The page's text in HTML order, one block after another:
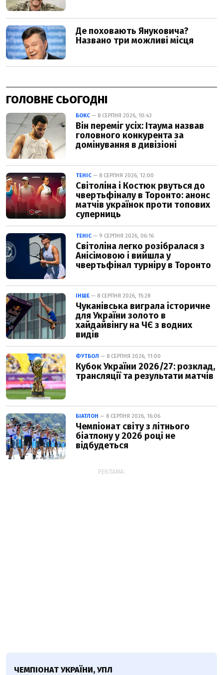
ГОЛОВНЕ СЬОГОДНІ
БОКС — 8 СЕРПНЯ 2026, 10:43
Він переміг усіх: Ітаума назвав
головного конкурента за
домінування в дивізіоні
ТЕНІС — 8 СЕРПНЯ 2026, 12:00
Світоліна і Костюк рвуться до
чвертьфіналу в Торонто: анонс
матчів українок проти топових
суперниць
ТЕНІС — 9 СЕРПНЯ 2026, 06:16
Світоліна легко розібралася з
Анісімовою і вийшла у
чвертьфінал турніру в Торонто
ІНШЕ — 8 СЕРПНЯ 2026, 15:28
Чуканівська виграла історичне
для України золото в
хайдайвінгу на ЧЄ з водних
видів
ФУТБОЛ — 8 СЕРПНЯ 2026, 11:00
Кубок України 2026/27: розклад,
трансляції та результати матчів
БІАТЛОН — 8 СЕРПНЯ 2026, 16:06
Чемпіонат світу з літнього
біатлону у 2026 році не
відбудеться
РЕКЛАМА:
ЧЕМПІОНАТ УКРАЇНИ, УПЛ